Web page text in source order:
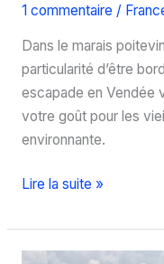
1 commentaire /
Dans le marais
particularité d’être
escapade en Vendée
votre goût pour les
environnante.
Découvrez
de
Maillezais
Lire la suite »